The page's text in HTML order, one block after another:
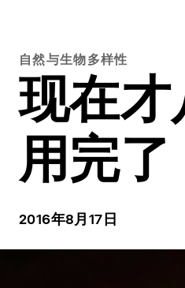
自然与生物多样性
现在
用完了
2016年8月17日